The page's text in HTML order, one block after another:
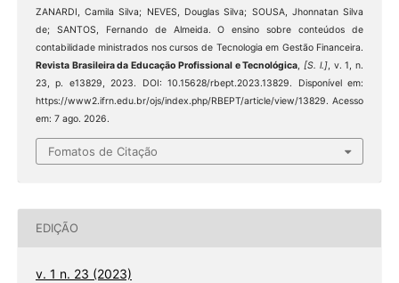
ZANARDI, Camila Silva; NEVES, Douglas Silva; SOUSA, Jhonnatan Silva
de; SANTOS, Fernando de Almeida. O ensino sobre conteúdos de
contabilidade ministrados nos cursos de Tecnologia em Gestão Financeira.
Revista Brasileira da Educação Profissional e Tecnológica,[S. l.], v. 1, n.
23, p. e13829, 2023. DOI: 10.15628/rbept.2023.13829. Disponível em:
https://www2.ifrn.edu.br/ojs/index.php/RBEPT/article/view/13829. Acesso
em: 7 ago. 2026.
Fomatos de Citação
EDIÇÃO
v. 1 n. 23 (2023)